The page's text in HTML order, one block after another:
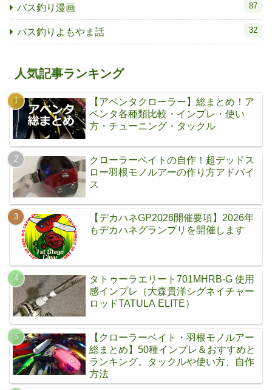
バス釣り漫画 87
バス釣りよもやま話 32
人気記事ランキング
【アベンタクローラー】総まとめ！ア
ベンタ各種類比較・インプレ・使い
方・チューニング・タックル
クローラーベイトの自作！超デッドス
ロー羽根モノルアーの作り方アドバイ
ス
【デカハネGP2026開催要項】2026年
もデカハネグランプリを開催します
タトゥーラエリート701MHRB-G 使用
感インプレ（大森貴洋シグネイチャー
ロッドTATULA ELITE）
【クローラーベイト・羽根モノルアー
総まとめ】50種インプレ＆おすすめと
ランキング。タックルや使い方、自作
方法